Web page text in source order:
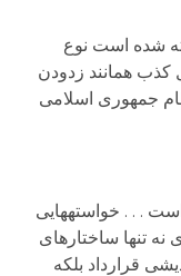
شده است نوع
کذب همانند زدودن
جمهوری اسلامی
. . . خواسته­هایی
نه تنها ساختارهای
قرارداد بلکه